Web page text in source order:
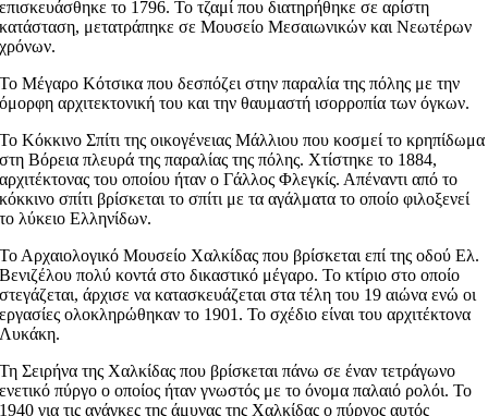
επισκευάσθηκε το 1796. Το τζαμί που διατηρήθηκε σε αρίστη
κατάσταση, μετατράπηκε σε Μουσείο Μεσαιωνικών και Νεωτέρων
χρόνων.
Το Μέγαρο Κότσικα που δεσπόζει στην παραλία της πόλης με την
όμορφη αρχιτεκτονική του και την θαυμαστή ισορροπία των όγκων.
Το Κόκκινο Σπίτι της οικογένειας Μάλλιου που κοσμεί το κρηπίδωμα
στη Βόρεια πλευρά της παραλίας της πόλης. Χτίστηκε το 1884,
αρχιτέκτονας του οποίου ήταν ο Γάλλος Φλεγκίς. Απέναντι από το
κόκκινο σπίτι βρίσκεται το σπίτι με τα αγάλματα το οποίο φιλοξενεί
το λύκειο Ελληνίδων.
Το Αρχαιολογικό Μουσείο Χαλκίδας που βρίσκεται επί της οδού Ελ.
Βενιζέλου πολύ κοντά στο δικαστικό μέγαρο. Το κτίριο στο οποίο
στεγάζεται, άρχισε να κατασκευάζεται στα τέλη του 19 αιώνα ενώ οι
εργασίες ολοκληρώθηκαν το 1901. Το σχέδιο είναι του αρχιτέκτονα
Λυκάκη.
Τη Σειρήνα της Χαλκίδας που βρίσκεται πάνω σε έναν τετράγωνο
ενετικό πύργο ο οποίος ήταν γνωστός με το όνομα παλαιό ρολόι. Το
1940 για τις ανάγκες της άμυνας της Χαλκίδας ο πύργος αυτός